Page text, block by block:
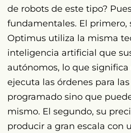
de robots de este tipo?
fundamentales. El primero,
Optimus utiliza la misma
inteligencia artificial que
autónomos, lo que significa
ejecuta las órdenes para
programado sino que
mismo. El segundo, su
producir a gran escala con